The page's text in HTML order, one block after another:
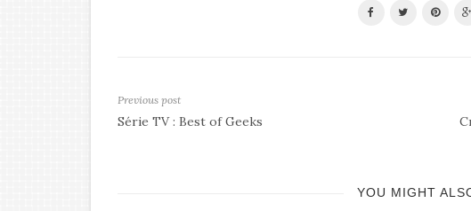
Previous post
Série TV : Best of Geeks
YOU MIGHT